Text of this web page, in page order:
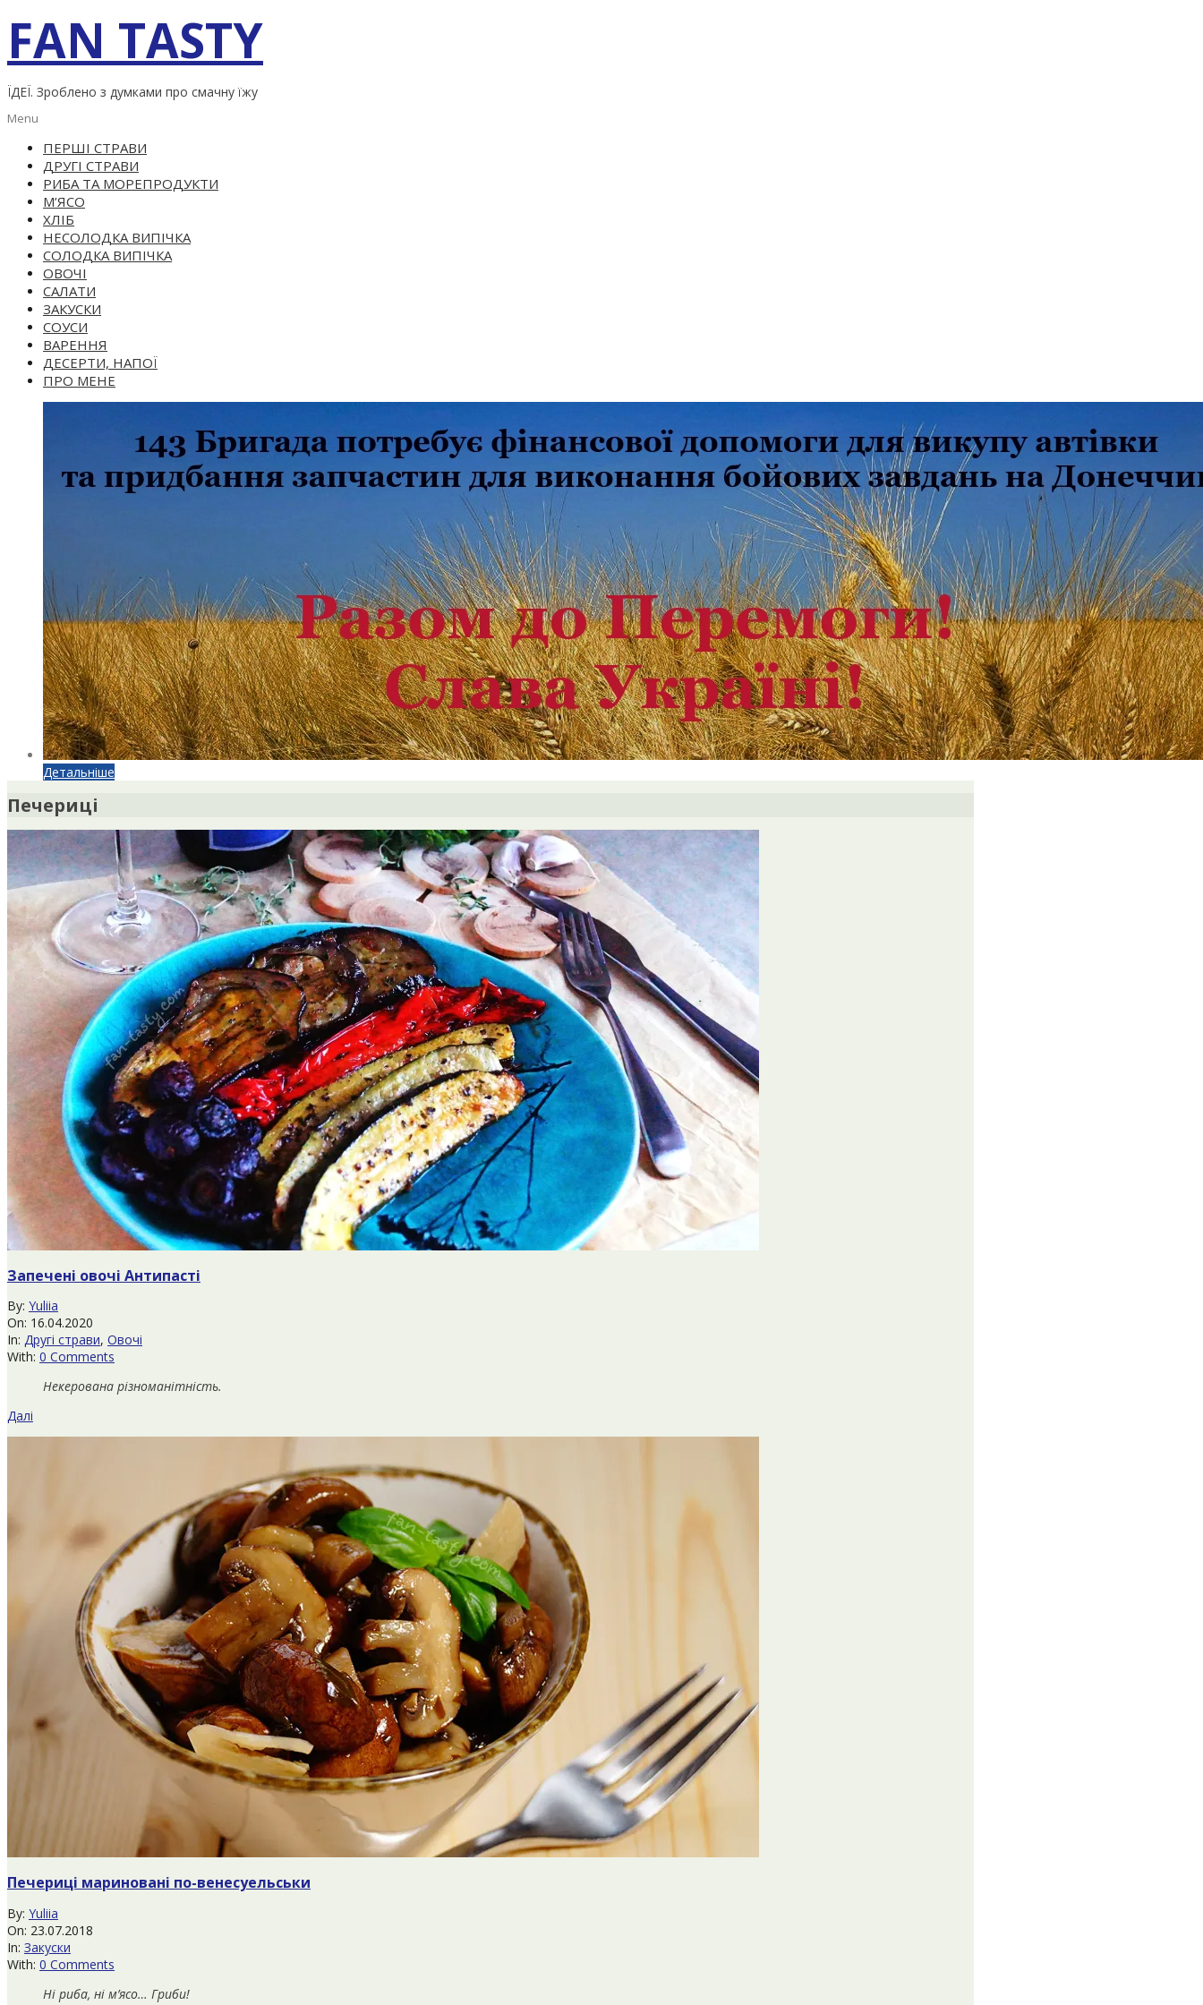
content
FAN TASTY
ЇДЕЇ. Зроблено з думками про смачну їжу
Primary
Menu
Menu
ПЕРШІ СТРАВИ
ДРУГІ СТРАВИ
РИБА ТА МОРЕПРОДУКТИ
М’ЯСО
ХЛІБ
НЕСОЛОДКА ВИПІЧКА
СОЛОДКА ВИПІЧКА
ОВОЧІ
САЛАТИ
ЗАКУСКИ
СОУСИ
ВАРЕННЯ
ДЕСЕРТИ, НАПОЇ
ПРО МЕНЕ
Детальніше
Печериці
Запечені овочі Антипасті
2020-
04-
16
By: Yuliia
On: 16.04.2020
In: Другі страви, Овочі
With: 0 Comments
Некерована різноманітність.
Далі
Печериці мариновані по-венесуельськи
2018-
07-
23
By: Yuliia
On: 23.07.2018
In: Закуски
With: 0 Comments
Ні риба, ні м’ясо… Гриби!